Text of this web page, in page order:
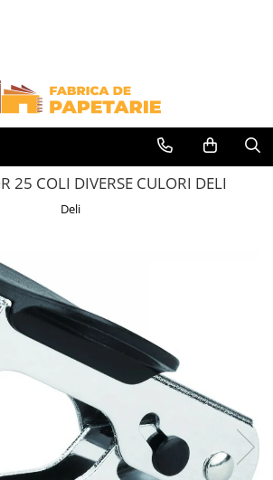
hartie
25 COLI DIVERSE CULORI DELI
Deli